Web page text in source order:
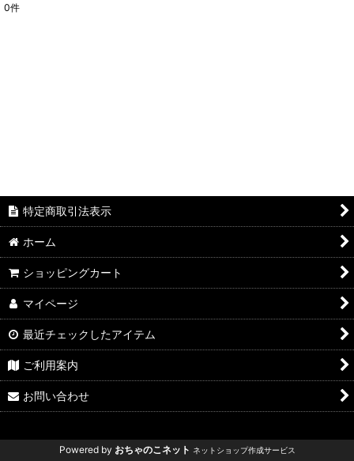
表示数
0件
特定商取引法表示
ホーム
ショッピングカート
マイページ
最近チェックしたアイテム
ご利用案内
お問い合わせ
Powered by おちゃのこネット ネットショップ作成サービス